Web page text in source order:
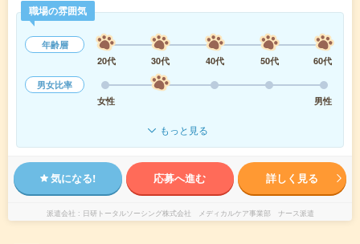
職場の雰囲気
年齢層
20代
30代 40代 50代
60代
男女比率
女性
男性
もっと見る
気になる! 応募へ進む 詳しく見る
派遣会社 日研トータルソーシング株式会社 メディカルケア事業部 ナース派遣